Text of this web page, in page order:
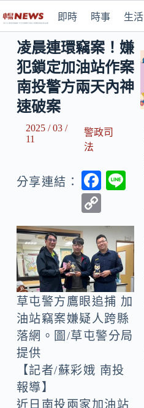
即時 時事 生活
凌晨連環竊案！嫌
犯鎖定加油站作案
南投警方兩天內神
速破案
2025 / 03 /
11
警政司
法
分享連結：
F
b
o
o
k
o
p
y
Li
n
k
草屯警方鷹眼追捕 加
油站竊案嫌疑人跨縣
落網。圖/草屯警分局
提供
【記者/蘇彩娥 南投
報導】
近日南投兩家加油站